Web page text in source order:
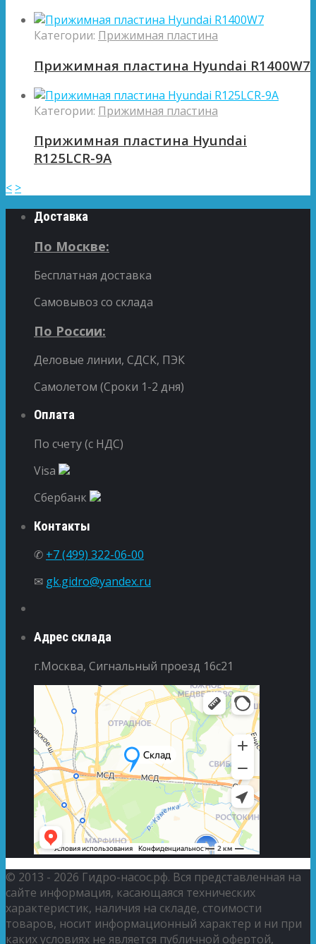
Категории: Прижимная пластина
Прижимная пластина Hyundai R1400W7
Категории: Прижимная пластина
Прижимная пластина Hyundai
R125LCR-9A
< >
Доставка
По Москве:
Бесплатная доставка
Самовывоз со склада
По России:
Деловые линии, СДСК, ПЭК
Самолетом (Сроки 1-2 дня)
Оплата
По счету (с НДС)
Visa
Сбербанк
Контакты
✆ +7 (499) 322-06-00
✉ gk.gidro@yandex.ru
Адрес склада
г.Москва, Сигнальный проезд 16с21
© 2013 - 2026 Гидро-насос.рф. Вся представленная на
сайте информация, касающаяся технических
характеристик, наличия на складе, стоимости
товаров, носит информационный характер и ни при
каких условиях не является публичной офертой,